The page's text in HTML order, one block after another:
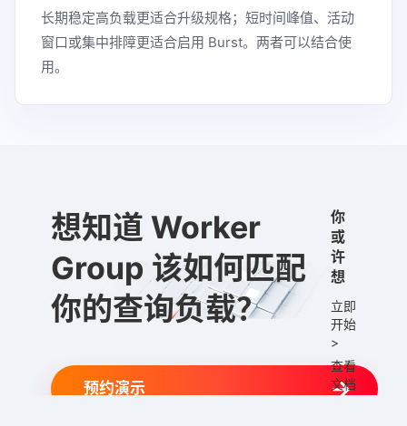
长期稳定高负载更适合升级规格；短时间峰值、活动
窗口或集中排障更适合启用 Burst。两者可以结合使
用。
想知道 Worker
Group 该如何匹配
你的查询负载？
预约演示 →
你
或
许
想
立即
开始
>
查看
文档